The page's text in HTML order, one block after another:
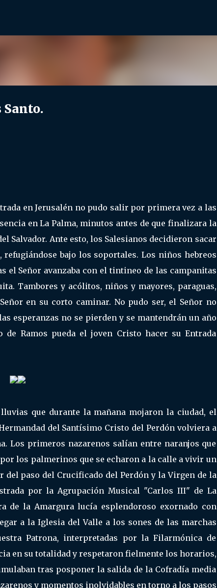
Santo.
en Jerusalén no pudo salir por primera vez a las
en La Palma, minutos antes de que finalizara la
Salvador. Ante esto, los Salesianos decidieron sacar
bajo los soportales. Los niños hebreos
el Señor avanzaba con el tintineo de las campanitas
Tambores y acólitos, niños y mayores, paraguas,
en su corto caminar. No pudo ser, el Señor no
esperanzas no se pierden y se mantendrán un año
Ramos pueda el joven Cristo hacer su Entrada
que durante la mañana mojaron la ciudad, el
del Santísimo Cristo del Perdón volviera a
Los primeros nazarenos salían entre naranjos que
los palmerinos que se echaron a la calle a vivir un
del paso del Crucificado del Perdón y la Virgen de la
por la Agrupación Musical "Carlos III" de La
de la Amargura lucía esplendoroso exornado con
a la Iglesia del Valle a los sones de las marchas
Patrona, interpretadas por la Filarmónica de
en su totalidad y respetaron fielmente los horarios,
tras posponer la salida de la Cofradía media
y momentos inolvidables en torno a los pasos